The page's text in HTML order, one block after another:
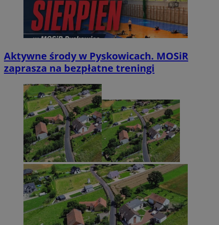
Aktywne środy w Pyskowicach. MOSiR
zaprasza na bezpłatne treningi